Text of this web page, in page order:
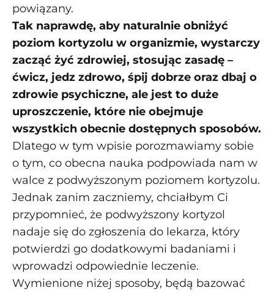
powiązany.
Tak naprawdę, aby naturalnie obniżyć
poziom kortyzolu w organizmie, wystarczy
zacząć żyć zdrowiej, stosując zasadę –
ćwicz, jedz zdrowo, śpij dobrze oraz dbaj o
zdrowie psychiczne, ale jest to duże
uproszczenie, które nie obejmuje
wszystkich obecnie dostępnych sposobów.
Dlatego w tym wpisie porozmawiamy sobie
o tym, co obecna nauka podpowiada nam w
walce z podwyższonym poziomem kortyzolu.
Jednak zanim zaczniemy, chciałbym Ci
przypomnieć, że podwyższony kortyzol
nadaje się do zgłoszenia do lekarza, który
potwierdzi go dodatkowymi badaniami i
wprowadzi odpowiednie leczenie.
Wymienione niżej sposoby, będą bazować